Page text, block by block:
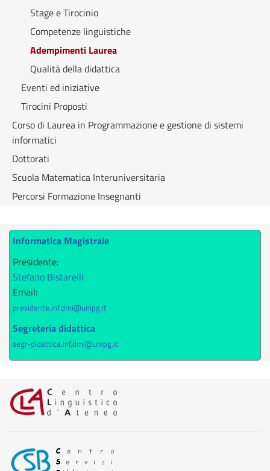
Stage e Tirocinio
Competenze linguistiche
Adempimenti Laurea
Qualità della didattica
Eventi ed iniziative
Tirocini Proposti
Corso di Laurea in Programmazione e gestione di sistemi
informatici
Dottorati
Scuola Matematica Interuniversitaria
Percorsi Formazione Insegnanti
Informatica Magistrale
Presidente:
Stefano Bistarelli
Email:
presidente.inf.dmi@unipg.it
Segreteria didattica
segr-didattica.inf.dmi@unipg.it